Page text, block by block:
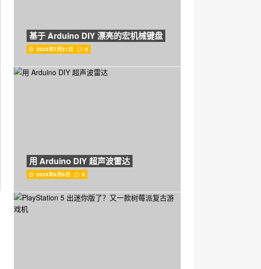
基于 Arduino DIY 漂亮的宏机械键盘
2024年7月31日 0
用 Arduino DIY 超声波雷达
2024年6月6日 0